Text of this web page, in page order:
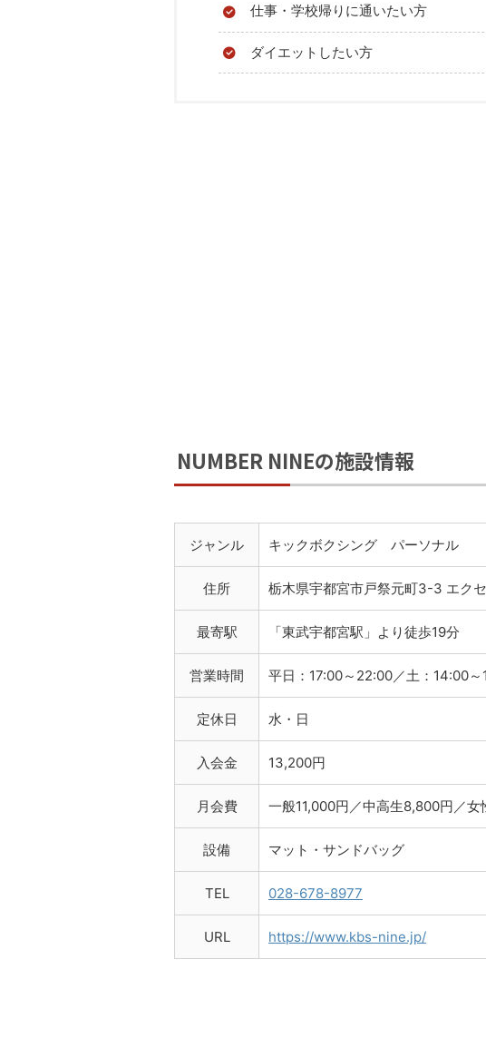
仕事・学校帰りに通いたい方
ダイエットしたい方
NUMBER NINEの施設情報
ジャンル キックボクシング パーソナル
住所 栃木県宇都宮市戸祭元町3-3 エク
最寄駅 「東武宇都宮駅」より徒歩19分
営業時間 平日：17:00～22:00／土：14:00～
定休日 水・日
入会金 13,200円
月会費 一般11,000円／中高生8,800円／
設備 マット・サンドバッグ
TEL 028-678-8977
URL https://www.kbs-nine.jp/